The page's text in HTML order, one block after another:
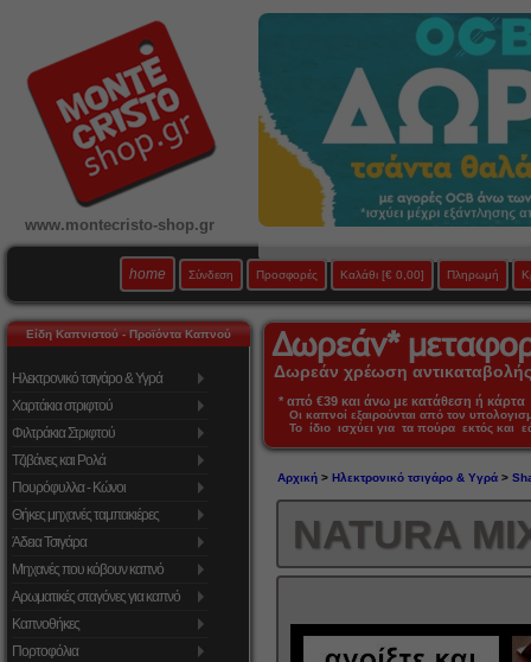
www.montecristo-shop.gr
home Σύνδεση Προσφορές Καλάθι [€ 0,00] Πληρωμή
Είδη Καπνιστού - Προϊόντα Καπνού
Ηλεκτρονικό τσιγάρο & Υγρά
Χαρτάκια στριφτού
Φιλτράκια Στριφτού
Τζιβάνες και Ρολά
Πουρόφυλλα - Κώνοι
Θήκες μηχανές ταμπακιέρες
Άδεια Τσιγάρα
Μηχανές που κόβουν καπνό
Αρωματικές σταγόνες για καπνό
Καπνοθήκες
Πορτοφόλια
Δωρεάν χρέωση
* από €39 και άνω με κατάθεση ή
Οι καπνοί εξαιρούνται από τον
Το ίδιο ισχύει για τα πούρα εκτός και
Αρχική> Ηλεκτρονικό τσιγάρο & Υγρά>
NATURA